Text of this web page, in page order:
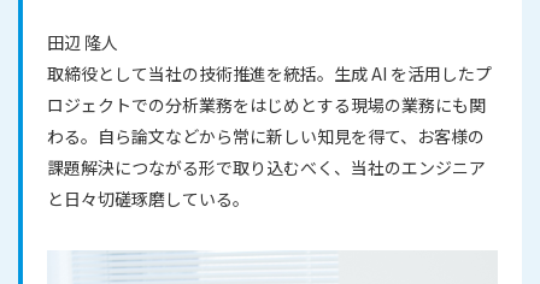
田辺 隆人
取締役として当社の技術推進を統括。生成 AI を活用したプ
ロジェクトでの分析業務をはじめとする現場の業務にも関
わる。自ら論文などから常に新しい知見を得て、お客様の
課題解決につながる形で取り込むべく、当社のエンジニア
と日々切磋琢磨している。